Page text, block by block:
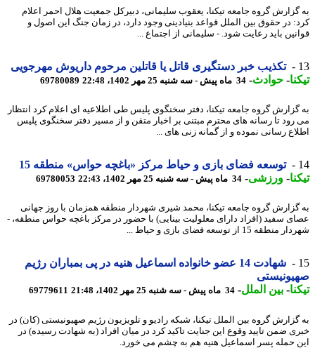
گروه جامعه تیکنا، یعقوب سلیمانی، دبیرکل جمعیت هلال احمر اعلام
در حقوق بین الملل قواعد بنیادینی وجود دارد، در زمان جنگ این اصول و
باید رعایت شود. - سلیمانی از اجتماع ...
تکذیب خبر دستگیری قاتل یا قاتلین مرحوم داریوش مهرجویی
-حوادث -34 ماه پیش - سه شنبه 25 مهر 1402، 22:48 69780089
گروه جامعه تیکنا، دفتر سخنگوی پلیس طی اطلاعیه ای اعلام کرد انتظار
تا رسانه های محترم مبتنی بر اخبار متقن و از مسیر دفتر سخنگوی پلیس
رسانی نموده و از گمانه زنی های ...
توسعه فضای بازی و حیاط مرکز «باغچه حواس» منطقه 15
-ورزشی-34 ماه پیش - سه شنبه 25 مهر 1402، 22:43 69780053
گروه جامعه تیکنا، محمد شیری شهردار منطقه همزمان با روز جهانی
سفید (افراد دارای معلولیت بینایی) با حضور در مرکز باغچه حواس منطقه، -
15 از توسعه فضای بازی و حیاط ...
شهادت 14 عضو خانواده اسماعیل هنیه در پی بمباران رژیم
-بین الملل-34 ماه پیش - سه شنبه 25 مهر 1402، 21:48 69779611
گروه بین الملل تیکنا، شبکه رادیو و تلویزیون رژیم صهیونیستی (کان) در
ضمن تایید وقوع این جنایت تاکید کرد در میان افراد (به شهادت رسیده) در
حمله پسر اسماعیل هنیه هم به چشم می خورد.